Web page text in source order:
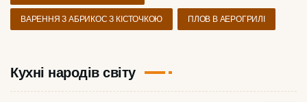
ВАРЕННЯ З АБРИКОС З КІСТОЧКОЮ ПЛОВ В АЕРОГРИЛІ
Кухні народів світу